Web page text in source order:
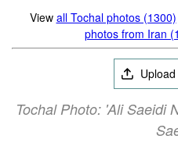
View all Tochal photos (1300)
photos from Iran
Tochal Photo: 'Ali Saeidi